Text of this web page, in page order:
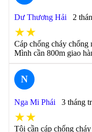
Dư Thương Hải 2
★★
Cáp chống cháy chống
Mình cần 800m giao
N
Nga Mi Phái 3 tháng
★★
Tôi cần cáp chống